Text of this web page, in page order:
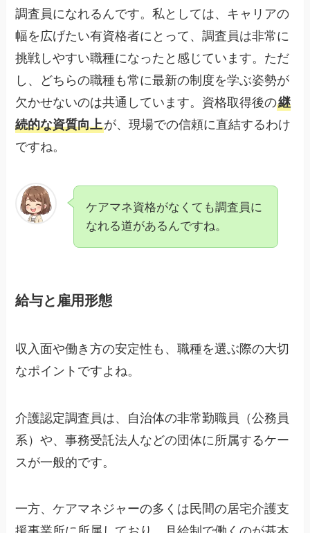
調査員になれるんです。私としては、キャリアの
幅を広げたい有資格者にとって、調査員は非常に
挑戦しやすい職種になったと感じています。ただ
し、どちらの職種も常に最新の制度を学ぶ姿勢が
欠かせないのは共通しています。資格取得後の継
続的な資質向上が、現場での信頼に直結するわけ
ですね。
ケアマネ資格がなくても調査員に
なれる道があるんですね。
給与と雇用形態
収入面や働き方の安定性も、職種を選ぶ際の大切
なポイントですよね。
介護認定調査員は、自治体の非常勤職員（公務員
系）や、事務受託法人などの団体に所属するケー
スが一般的です。
一方、ケアマネジャーの多くは民間の居宅介護支